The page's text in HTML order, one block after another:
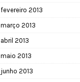
fevereiro 2013
março 2013
abril 2013
maio 2013
junho 2013